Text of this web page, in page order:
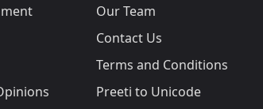
Our Team
Contact Us
Terms and Conditions
Preeti to Unicode